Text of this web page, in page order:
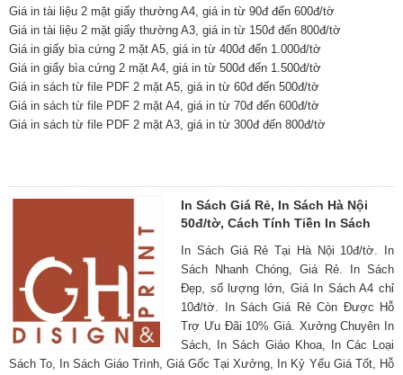
Giá in tài liệu 2 mặt giấy thường A4, giá in từ 90đ đến 600đ/tờ
Giá in tài liệu 2 mặt giấy thường A3, giá in từ 150đ đến 800đ/tờ
Giá in giấy bìa cứng 2 mặt A5, giá in từ 400đ đến 1.000đ/tờ
Giá in giấy bìa cứng 2 mặt A4, giá in từ 500đ đến 1.500đ/tờ
Giá in sách từ file PDF 2 mặt A5, giá in từ 60đ đến 500đ/tờ
Giá in sách từ file PDF 2 mặt A4, giá in từ 70đ đến 600đ/tờ
Giá in sách từ file PDF 2 mặt A3, giá in từ 300đ đến 800đ/tờ
In Sách Giá Rẻ, In Sách Hà Nội
50đ/tờ, Cách Tính Tiền In Sách
In Sách Giá Rẻ Tại Hà Nội 10đ/tờ. In
Sách Nhanh Chóng, Giá Rẻ. In Sách
Đẹp, số lượng lớn, Giá In Sách A4 chỉ
10đ/tờ. In Sách Giá Rẻ Còn Được Hỗ
Trợ Ưu Đãi 10% Giá. Xưởng Chuyên In
Sách, In Sách Giáo Khoa, In Các Loại
Sách To, In Sách Giáo Trình, Giá Gốc Tại Xưởng, In Kỷ Yếu Giá Tốt, Hỗ